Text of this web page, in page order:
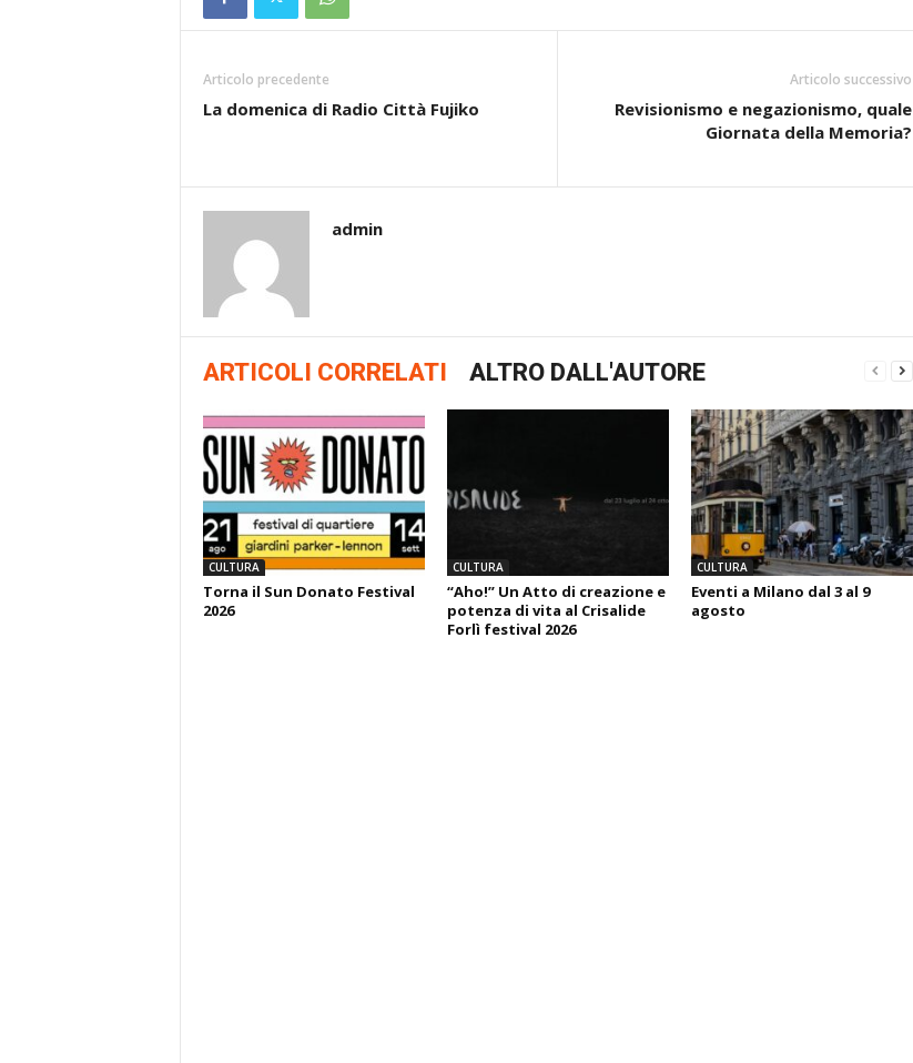
Articolo precedente
La domenica di Radio Città Fujiko
Articolo successivo
Revisionismo e negazionismo, quale
Giornata della Memoria?
admin
ARTICOLI CORRELATI ALTRO DALL'AUTORE
CULTURA
Torna il Sun Donato Festival
2026
CULTURA
“Aho!” Un Atto di creazione e
potenza di vita al Crisalide
Forlì festival 2026
CULTURA
Eventi a Milano dal 3 al 9
agosto